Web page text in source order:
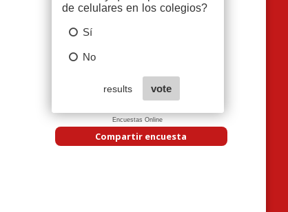
Encuestas Online
Compartir encuesta